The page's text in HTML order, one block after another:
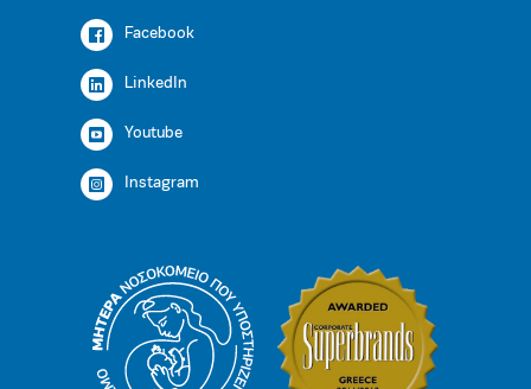
Facebook
LinkedIn
Youtube
Instagram